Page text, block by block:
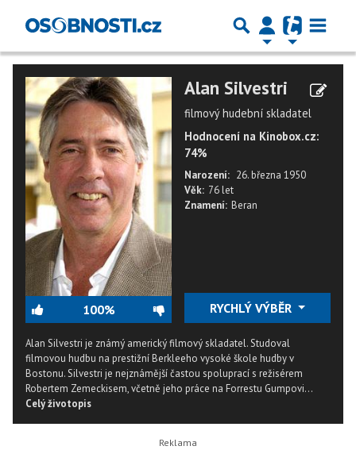
100%
Alan Silvestri
filmový hudební skladatel
Hodnocení na Kinobox.cz:
74%
Narození: 26. března 1950
Věk: 76 let
Znamení: Beran
RYCHLÝ VÝBĚR
Alan Silvestri je známý americký filmový skladatel. Studoval
filmovou hudbu na prestižní Berkleeho vysoké škole hudby v
Bostonu. Silvestri je nejznámější častou spoluprací s režisérem
Robertem Zemeckisem, včetně jeho práce na Forrestu Gumpovi...
Celý životopis